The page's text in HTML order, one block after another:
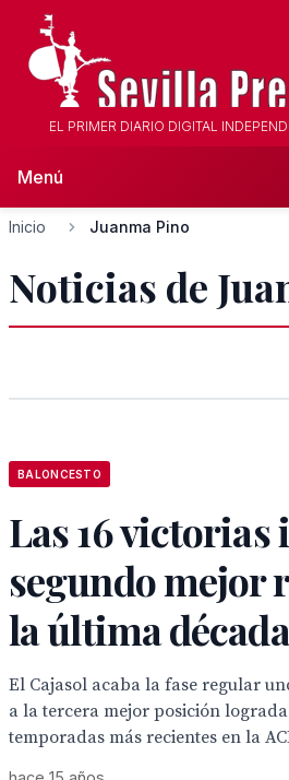
EL PRIMER DIARIO DIGITAL
Menú
Inicio Juanma Pino
Noticias de
BALONCESTO
Las 16 victorias
segundo mejor
la última década
El Cajasol acaba la fase regular
a la tercera mejor posición
temporadas más recientes en la